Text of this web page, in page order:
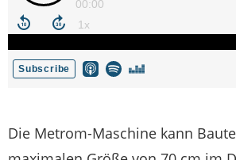
Die Metrom-Maschine kann